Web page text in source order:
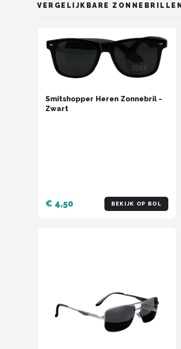
VERGELIJKBARE ZONNEBRILLEN
Smitshopper Heren Zonnebril -
Zwart
€ 4,50 BEKIJK OP BOL